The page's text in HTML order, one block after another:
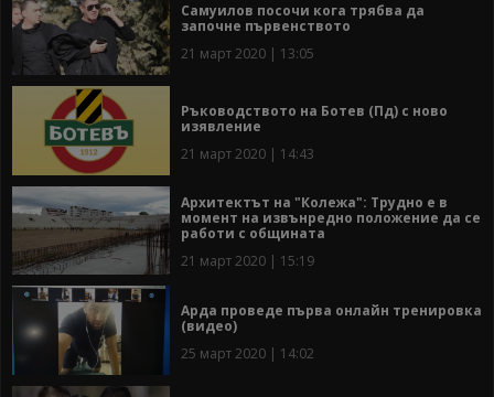
Самуилов посочи кога трябва да
започне първенството
21 март 2020 | 13:05
Ръководството на Ботев (Пд) с ново
изявление
21 март 2020 | 14:43
Архитектът на "Колежа": Трудно е в
момент на извънредно положение да се
работи с общината
21 март 2020 | 15:19
Арда проведе първа онлайн тренировка
(видео)
25 март 2020 | 14:02